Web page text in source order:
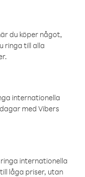
du köper något,
ringa till alla
internationella
med Vibers
internationella
låga priser, utan